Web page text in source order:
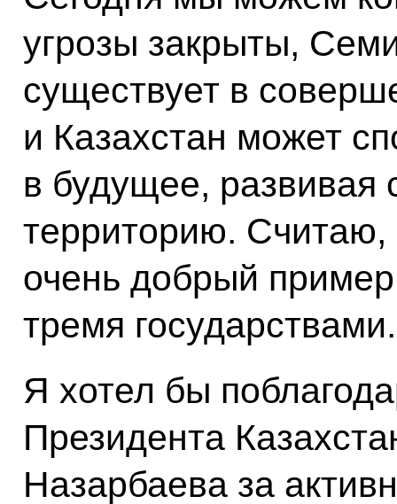
угрозы закрыты,
существует в
и Казахстан может
в будущее, развивая
территорию. Считаю,
очень добрый
тремя государствами.
Я хотел бы
Президента
Назарбаева за